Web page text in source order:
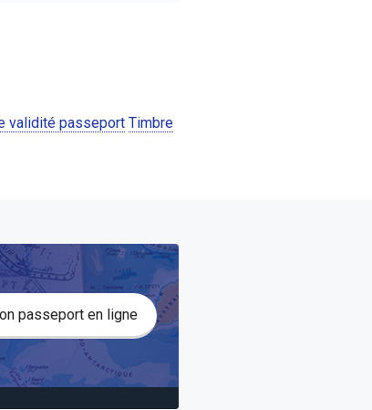
validité passeport Timbre
passeport en ligne